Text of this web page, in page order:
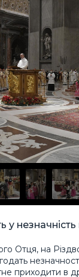
у
Отця, на
приходити в